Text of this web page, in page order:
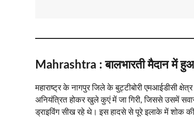
Mahrashtra :बालभारती मैदान में
महाराष्ट्र के नागपुर जिले के बुट्टीबोरी एमआईडीसी
अनियंत्रित होकर खुले कुएं में जा गिरी, जिससे उसमें
ड्राइविंग सीख रहे थे। इस हादसे से पूरे इलाके में शोक